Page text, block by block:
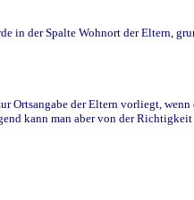
der Spalte Wohnort der Eltern,
Ortsangabe der Eltern vorliegt,
kann man aber von der Richtigkeit